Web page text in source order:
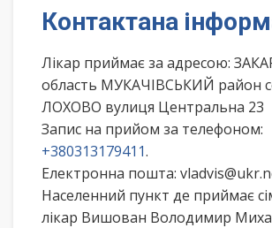
Контактана
Лікар приймає за адресою:
область МУКАЧІВСЬКИЙ район
ЛОХОВО вулиця Центральна 23
Запис на прийом за телефоном:
+380313179411.
Електронна пошта:
Населенний пункт де приймає
лікар Вишован Володимир